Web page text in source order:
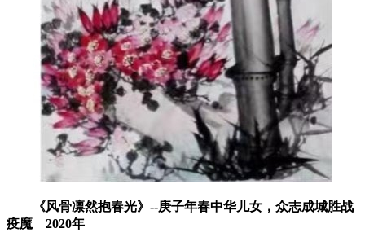
《风骨凛然抱春光》--庚子年春中华儿女，众志成城胜战
疫魔
2020年